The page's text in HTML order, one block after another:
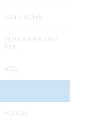
SATA 6Gb/s
19,98 x 101,6 x 147
mm
415g
500GB